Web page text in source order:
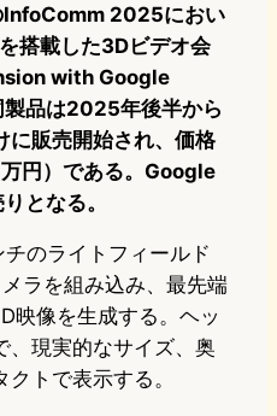
2025におい
搭載した3Dビデオ会
with Google
品は2025年後半から
に販売開始され、価格
円）である。Google
となる。
のライトフィールド
ラを組み込み、最先端
映像を生成する。ヘッ
、現実的なサイズ、奥
トで表示する。